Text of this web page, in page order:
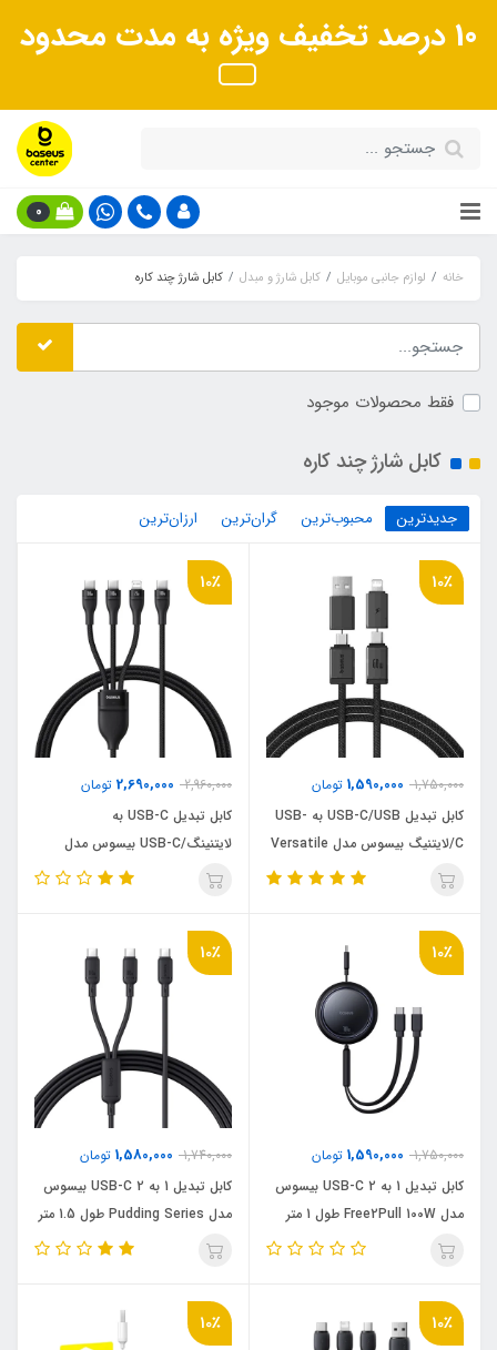
10 درصد تخفیف ویژه به مدت محدود
0
خانه لوازم جانبی موبایل کابل شارژ و مبدل کابل شارژ چند کاره
فقط محصولات موجود
کابل شارژ چند کاره
جدیدترین محبوب‌ترین گران‌ترین ارزان‌ترین
10٪
1,750,000
1,590,000 تومان
کابل تبدیل USB-C/USB به USB-
C/لایتنیگ بیسوس مدل Versatile
60W طول 2 متر
10٪
2,960,000
2,690,000 تومان
کابل تبدیل USB-C به
لایتنینگ/USB-C بیسوس مدل
Flash Series 3 100W طول 1.5 متر
10٪
1,750,000
1,590,000 تومان
کابل تبدیل 1 به 2 USB-C بیسوس
مدل Free2Pull 100W طول 1 متر
10٪
1,740,000
1,580,000 تومان
کابل تبدیل 1 به 2 USB-C بیسوس
مدل Pudding Series طول 1.5 متر
10٪ 10٪